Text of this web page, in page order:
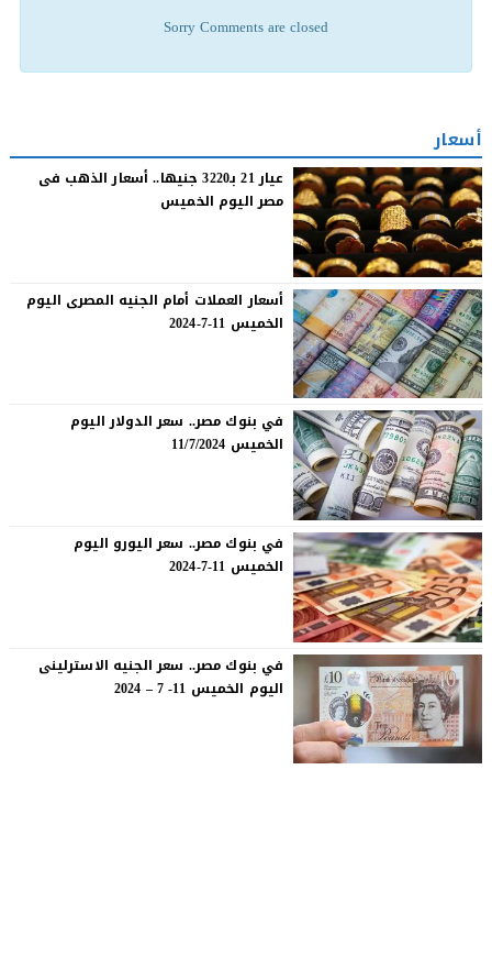
Sorry Comments are closed
أسعار
عيار 21 بـ3220 جنيها.. أسعار الذهب فى
مصر اليوم الخميس
أسعار العملات أمام الجنيه المصرى اليوم
الخميس 11-7-2024
في بنوك مصر.. سعر الدولار اليوم
الخميس 11/7/2024
في بنوك مصر.. سعر اليورو اليوم
الخميس 11-7-2024
في بنوك مصر.. سعر الجنيه الاسترلينى
اليوم الخميس 11- 7 – 2024